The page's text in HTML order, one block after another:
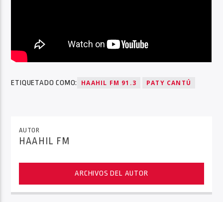
ETIQUETADO COMO: HAAHIL FM 91.3 PATY CANTÚ
AUTOR
HAAHIL FM
ARCHIVOS DEL AUTOR